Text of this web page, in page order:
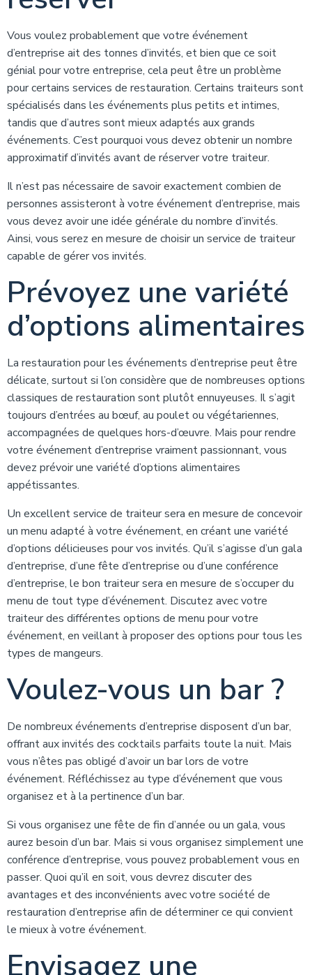
Vous voulez probablement que votre événement
d’entreprise ait des tonnes d’invités, et bien que ce soit
génial pour votre entreprise, cela peut être un problème
pour certains services de restauration. Certains traiteurs sont
spécialisés dans les événements plus petits et intimes,
tandis que d’autres sont mieux adaptés aux grands
événements. C’est pourquoi vous devez obtenir un nombre
approximatif d’invités avant de réserver votre traiteur.
Il n’est pas nécessaire de savoir exactement combien de
personnes assisteront à votre événement d’entreprise, mais
vous devez avoir une idée générale du nombre d’invités.
Ainsi, vous serez en mesure de choisir un service de traiteur
capable de gérer vos invités.
Prévoyez une variété
d’options alimentaires
La restauration pour les événements d’entreprise peut être
délicate, surtout si l’on considère que de nombreuses options
classiques de restauration sont plutôt ennuyeuses. Il s’agit
toujours d’entrées au bœuf, au poulet ou végétariennes,
accompagnées de quelques hors-d’œuvre. Mais pour rendre
votre événement d’entreprise vraiment passionnant, vous
devez prévoir une variété d’options alimentaires
appétissantes.
Un excellent service de traiteur sera en mesure de concevoir
un menu adapté à votre événement, en créant une variété
d’options délicieuses pour vos invités. Qu’il s’agisse d’un gala
d’entreprise, d’une fête d’entreprise ou d’une conférence
d’entreprise, le bon traiteur sera en mesure de s’occuper du
menu de tout type d’événement. Discutez avec votre
traiteur des différentes options de menu pour votre
événement, en veillant à proposer des options pour tous les
types de mangeurs.
Voulez-vous un bar ?
De nombreux événements d’entreprise disposent d’un bar,
offrant aux invités des cocktails parfaits toute la nuit. Mais
vous n’êtes pas obligé d’avoir un bar lors de votre
événement. Réfléchissez au type d’événement que vous
organisez et à la pertinence d’un bar.
Si vous organisez une fête de fin d’année ou un gala, vous
aurez besoin d’un bar. Mais si vous organisez simplement une
conférence d’entreprise, vous pouvez probablement vous en
passer. Quoi qu’il en soit, vous devrez discuter des
avantages et des inconvénients avec votre société de
restauration d’entreprise afin de déterminer ce qui convient
le mieux à votre événement.
Envisagez une